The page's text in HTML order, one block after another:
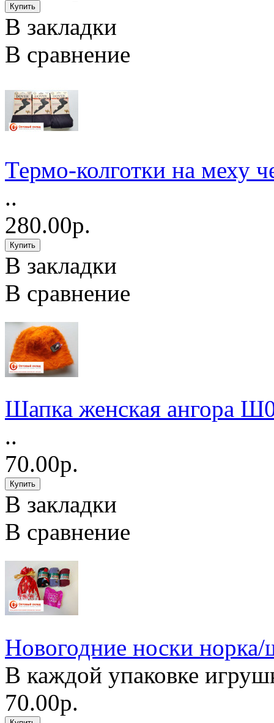
В закладки
В сравнение
Термо-колготки на меху
..
280.00р.
В закладки
В сравнение
Шапка женская ангора
..
70.00р.
В закладки
В сравнение
Новогодние носки
В каждой упаковке
70.00р.